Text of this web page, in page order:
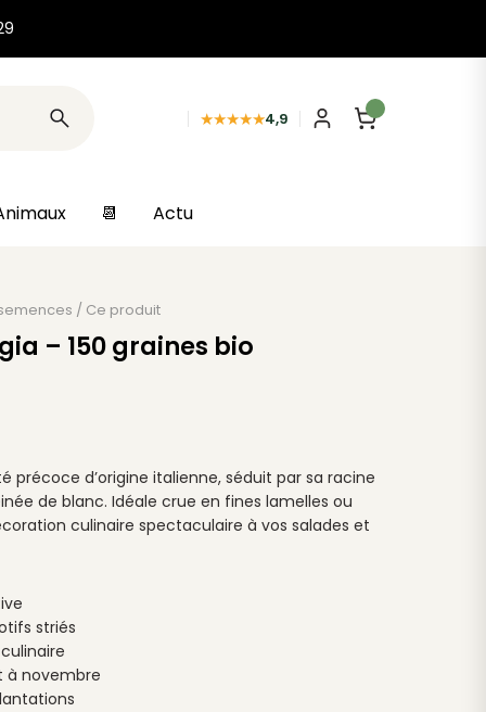
★★★★★4,9
📆 Actu
/ Ce produit
– 150 graines bio
précoce d’origine italienne, séduit par sa racine
de blanc. Idéale crue en fines lamelles ou
culinaire spectaculaire à vos salades et
striés
à novembre